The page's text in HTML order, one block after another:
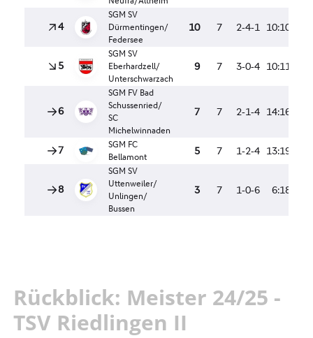
Rückblick: Meister 24/25 -
TSV Riedlingen II